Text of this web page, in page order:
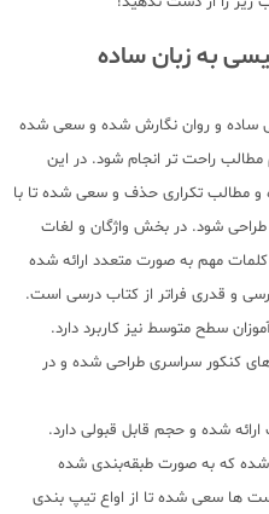
به زبان ساده
ساده و روان نگارش شده و سعی شده
مطالب راحت تر انجام شود. در این
و مطالب تکراری حذف و سعی شده تا با
شود. در بخش واژگان و لغات
مهم به صورت متعدد ارائه شده
و قدری فراتر از کتاب درسی است.
سطح متوسط نیز کاربرد دارد.
کنکور سراسری طراحی شده و در
شده و حجم قابل قبولی دارد.
که به صورت طبقه‌بندی شده
ها سعی شده تا از اواع تیپ بندی